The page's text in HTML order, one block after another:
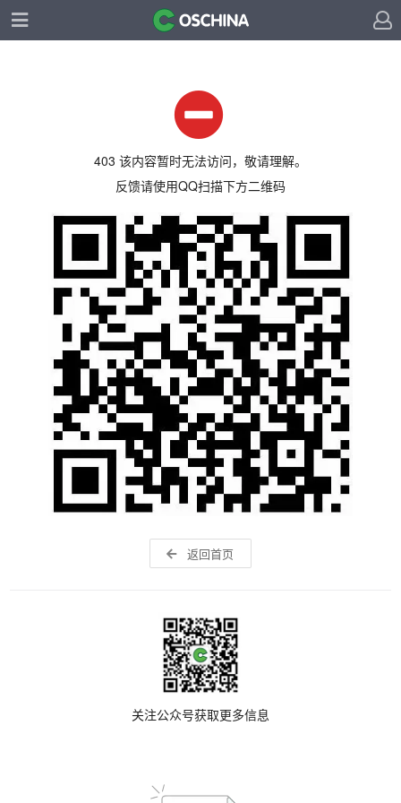
403 该内容暂时无法访问，敬请理解。
反馈请使用QQ扫描下方二维码
返回首页
关注公众号获取更多信息